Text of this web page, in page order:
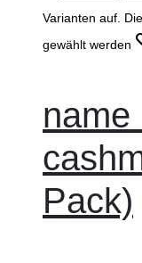
Varianten auf.
gewählt werden
name
Pack)